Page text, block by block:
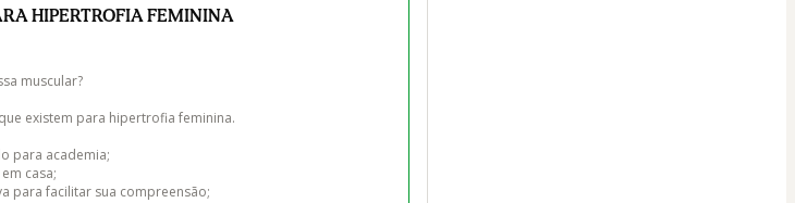
HIPERTROFIA FEMININA
muscular?
para academia;
casa;
para facilitar sua compreensão;